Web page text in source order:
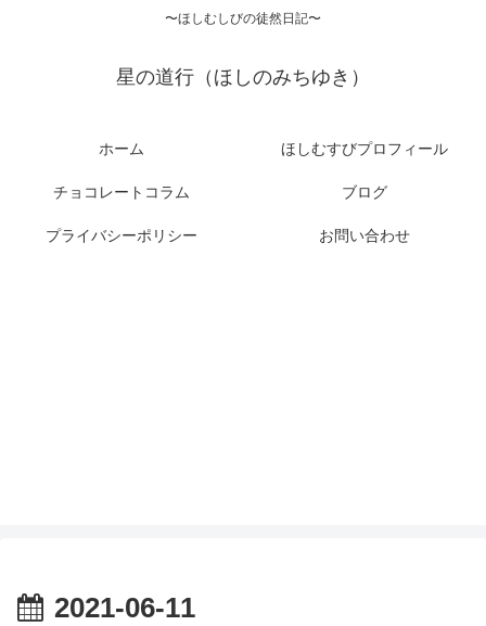
〜ほしむしびの徒然日記〜
星の道行（ほしのみちゆき）
ホーム ほしむすびプロフィール
チョコレートコラム ブログ
プライバシーポリシー お問い合わせ
2021-06-11